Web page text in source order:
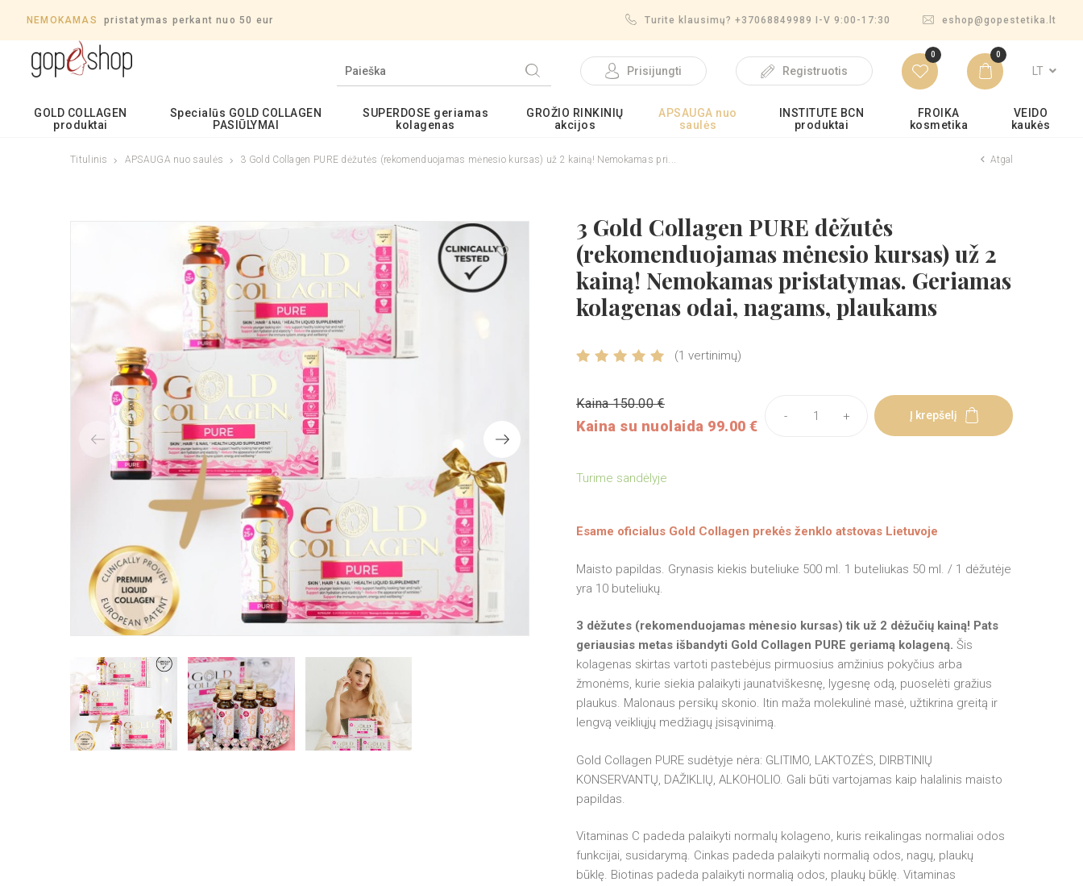
NEMOKAMAS pristatymas perkant nuo 50 eur Turite klausimų? +37068849989 I-V 9:00-17:30 eshop@gopestetika.lt
Prisijungti Registruotis
0 0
LT
GOLD COLLAGEN
produktai
Specialūs GOLD COLLAGEN
PASIŪLYMAI
SUPERDOSE geriamas
kolagenas
GROŽIO RINKINIŲ
akcijos
APSAUGA nuo
saulės
INSTITUTE BCN
produktai
FROIKA
kosmetika
VEIDO
kaukės
Titulinis APSAUGA nuo saulės 3 Gold Collagen PURE dėžutės (rekomenduojamas mėnesio kursas) už 2 kainą! Nemokamas pri... Atgal
3 Gold Collagen PURE dėžutės
(rekomenduojamas mėnesio kursas) už 2
kainą! Nemokamas pristatymas. Geriamas
kolagenas odai, nagams, plaukams
(1 vertinimų)
Kaina 150.00 €
Kaina su nuolaida 99.00 €
- + Į krepšelį
Turime sandėlyje
Esame oficialus Gold Collagen prekės ženklo atstovas Lietuvoje
Maisto papildas. Grynasis kiekis buteliuke 500 ml. 1 buteliukas 50 ml. / 1 dėžutėje
yra 10 buteliukų.
3 dėžutes (rekomenduojamas mėnesio kursas) tik už 2 dėžučių kainą! Pats
geriausias metas išbandyti Gold Collagen PURE geriamą kolageną. Šis
kolagenas skirtas vartoti pastebėjus pirmuosius amžinius pokyčius arba
žmonėms, kurie siekia palaikyti jaunatviškesnę, lygesnę odą, puoselėti gražius
plaukus. Malonaus persikų skonio. Itin maža molekulinė masė, užtikrina greitą ir
lengvą veikliųjų medžiagų įsisąvinimą.
Gold Collagen PURE sudėtyje nėra: GLITIMO, LAKTOZĖS, DIRBTINIŲ
KONSERVANTŲ, DAŽIKLIŲ, ALKOHOLIO. Gali būti vartojamas kaip halalinis maisto
papildas.
Vitaminas C padeda palaikyti normalų kolageno, kuris reikalingas normaliai odos
funkcijai, susidarymą. Cinkas padeda palaikyti normalią odos, nagų, plaukų
būklę. Biotinas padeda palaikyti normalią odos, plaukų būklę. Vitaminas